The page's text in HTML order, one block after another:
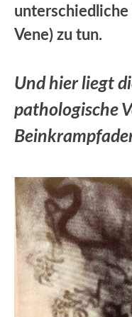
Vene) zu tun.
Und hier liegt
pathologische